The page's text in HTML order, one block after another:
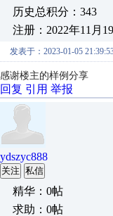
历史总积分：343
注册：2022年11月
发表于：2023-01-05
感谢楼主的样例分享
回复 引用 举报
ydszyc888
关注 私信
精华：0帖
求助：0帖